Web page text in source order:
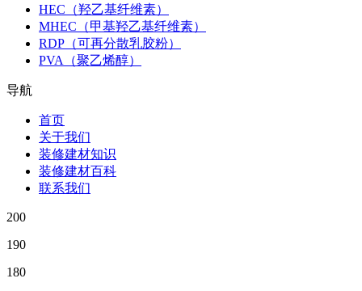
HEC（羟乙基纤维素）
MHEC（甲基羟乙基纤维素）
RDP（可再分散乳胶粉）
PVA（聚乙烯醇）
导航
首页
关于我们
装修建材知识
装修建材百科
联系我们
200
190
180